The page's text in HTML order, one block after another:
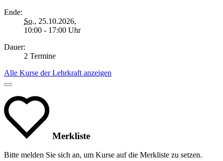
Ende:
So., 25.10.2026,
10:00 - 17:00 Uhr
Dauer:
2 Termine
Alle Kurse der Lehrkraft anzeigen
Merkliste
Bitte melden Sie sich an, um Kurse auf die Merkliste zu setzen.